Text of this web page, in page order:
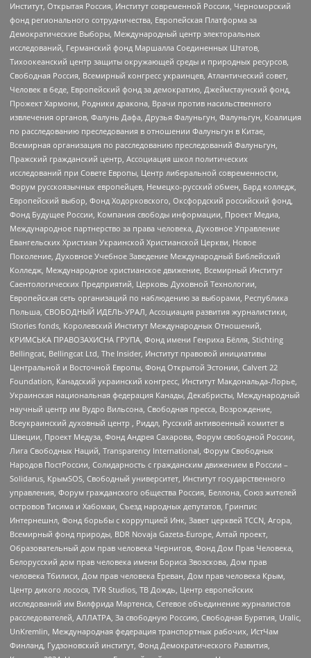
Институт, Открытая Россия, Институт современной России, Черноморский
фонд регионального сотрудничества, Европейская Платформа за
Демократические Выборы, Международный центр электоральных
исследований, Германский фонд Маршалла Соединенных Штатов,
Тихоокеанский центр защиты окружающей среды и природных ресурсов,
Свободная Россия, Всемирный конгресс украинцев, Атлантический совет,
Человек в беде, Европейский фонд за демократию, Джеймстаунский фонд,
Прожект Хармони, Родники дракона, Врачи против насильственного
извлечения органов, Фалунь Дафа, Друзья Фалуньгун, Фалуньгун, Коалиция
по расследованию преследования в отношении Фалуньгун в Китае,
Всемирная организация по расследованию преследований Фалуньгун,
Пражский гражданский центр, Ассоциация школ политических
исследований при Совете Европы, Центр либеральной современности,
Форум русскоязычных европейцев, Немецко-русский обмен, Бард колледж,
Европейский выбор, Фонд Ходорковского, Оксфордский российский фонд,
Фонд Будущее России, Компания свободы информации, Проект Медиа,
Международное партнерство за права человека, Духовное Управление
Евангельских Христиан Украинской Христианской Церкви, Новое
Поколение, Духовное Учебное Заведение Международный Библейский
Колледж, Международное христианское движение, Всемирный Институт
Саентологических Предприятий, Церковь Духовной Технологии,
Европейская сеть организаций по наблюдению за выборами, Республика
Польша, СВОБОДНЫЙ ИДЕЛЬ-УРАЛ, Ассоциация развития журналистики,
IStories fonds, Королевский Институт Международных Отношений,
КРИМСЬКА ПРАВОЗАХИСНА ГРУПА, Фонд имени Генриха Бёлля, Stichting
Bellingcat, Bellingcat Ltd, The Insider, Институт правовой инициативы
Центральной и Восточной Европы, Фонд Открытой Эстонии, Calvert 22
Foundation, Канадский украинский конгресс, Институт Макдональда-Лорье,
Украинская национальная федерация Канады, Декабристы, Международный
научный центр им Вудро Вильсона, Свободная пресса, Возрождение,
Всеукраинский духовный центр , Риддл, Русский антивоенный комитет в
Швеции, Проект Медуза, Фонд Андрея Сахарова, Форум свободной России,
Лига Свободных Наций, Transparеncy International, Форум Свободных
Народов ПостРоссии, Солидарность с гражданским движением в России –
Solidarus, КрымSOS, Свободный университет, Институт государственного
управления, Форум гражданского общества Россия, Беллона, Союз жителей
островов Тисима и Хабомаи, Съезд народных депутатов, Гринпис
Интернешнл, Фонд борьбы с коррупцией Инк, Завет церквей TCCN, Агора,
Всемирный фонд природы, BDR Novaja Gazeta-Europe, Алтай проект,
Образовательный дом прав человека Чернигов, Фонд Дом Прав Человека,
Белорусский дом прав человека имени Бориса Звозскова, Дом прав
человека Тбилиси, Дом прав человека Ереван, Дом прав человека Крым,
Центр дикого лосося, TVR Studios, ТВ Дождь, Центр европейских
исследований им Вилфрида Мартенса, Сетевое объединение журналистов
расследователей, АЛЛАТРА, За свободную Россию, Свободная Бурятия, Uralic,
UnKremlin, Международная федерация транспортных рабочих, ИстЧам
Финланд, Гудзоновский институт, Фонд Демократического Развития,